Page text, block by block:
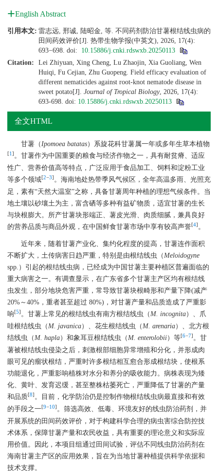
English Abstract
引用本文: 雷志远, 邢诚, 陆昭金, 等. 不同药剂防治甘薯根结线虫病的
田间药效评价[J]. 热带生物学报(中英文), 2026, 17(4):
693−698. doi: 10.15886/j.cnki.rdswxb.20250113
Citation:
Lei Zhiyuan, Xing Cheng, Lu Zhaojin, Xia Guoliang, Wen
Huiqi, Fu Cejian, Zhu Guopeng. Field efficacy evaluation of
different nematicides against root-knot nematode disease in
sweet potato[J]. Journal of Tropical Biology, 2026, 17(4):
693-698. doi: 10.15886/j.cnki.rdswxb.20250113
全文HTML
甘薯（Ipomoea batatas）系旋花科甘薯属一年或多年生草本植物
[1 ] 。甘薯作为中国重要的粮食与经济作物之一，具有耐贫瘠、适应
性广、营养价值高等特点，广泛应用于食品加工、饲料和淀粉工业
等多个领域[2−3] 。海南地处热带季风气候区，全年高温多雨、光照充
足，素有“天然大温室”之称，具备甘薯周年种植的理想气候条件。当
地土壤以砂壤土为主，富含硒等多种有益矿物质，适宜甘薯的生长
与块根膨大。所产甘薯块形端正、薯皮光滑、肉质细腻，兼具良好
的营养品质与商品外观，在中国鲜食甘薯市场中享有较高声誉[4] 。
近年来，随着甘薯产业化、集约化程度的提高，甘薯连作面积
不断扩大，土传病害日趋严重，特别是由根结线虫（Meloidogyne
spp.）引起的根结线虫病，已经成为中国甘薯主要种植区普遍面临的
重大病害之一。有调查显示，在广东省多个甘薯主产区均有根结线
虫发生，部分地块危害严重，常导致甘薯块根畸形和产量下降(减产
20%～40%，重者甚至超过 80%)，对甘薯产量和品质造成了严重影
响[5] 。甘薯上常见的根结线虫有南方根结线虫（M. incognita）、爪
哇根结线虫（M. javanica）、花生根结线虫（M. arenaria）、北方根
结线虫（M. hapla）和象耳豆根结线虫（M. enterolobii）等[6−7] 。甘
薯被根结线虫侵染之后，刺激根部细胞异常增殖和分化，并形成肉
眼可见的瘤状根结，严重时许多根结相互愈合形成根结块，使根系
功能退化，严重影响植株对水分和养分的吸收能力。病株表现为矮
化、黄叶、发育迟缓，甚至整株枯萎死亡，严重降低了甘薯的产量
和品质[8] 。目前，化学防治仍是控制作物根结线虫病最直接和有效
的手段之一[9−10] 。筛选高效、低毒、环境友好的线虫防治药剂，并
开展系统的田间药效评价，对于构建科学合理的病虫害综合防控技
术体系，保障甘薯产量和农民收益，具有重要的理论意义和实际应
用价值。因此，本项目组通过田间试验，评估不同线虫防治药剂在
海南甘薯主产区的应用效果，旨在为当地甘薯种植提供科学依据和
技术支撑。